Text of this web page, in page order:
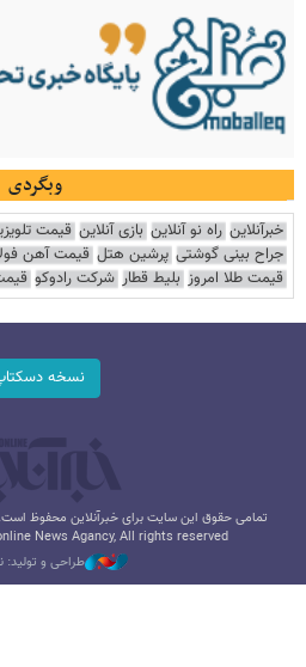
وبگردی
خبرآنلاین راه نو آنلاین بازی آنلاین قیمت
جراح بینی گوشتی پرشین هتل قیمت آهن
قیمت طلا امروز بلیط قطار شرکت رادوکو
نسخه
تمامی حقوق این سایت برای خبرآنلاین محفوظ
News Agancy, All rights reserved
طراحی و تولید: